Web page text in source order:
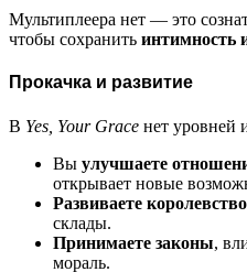
Мультиплеера нет — это
чтобы сохранить интимность
Прокачка и развитие
В Yes, Your Grace нет уровней
Вы улучшаете
открывает новые
Развиваете королевство
склады.
Принимаете законы,
мораль.